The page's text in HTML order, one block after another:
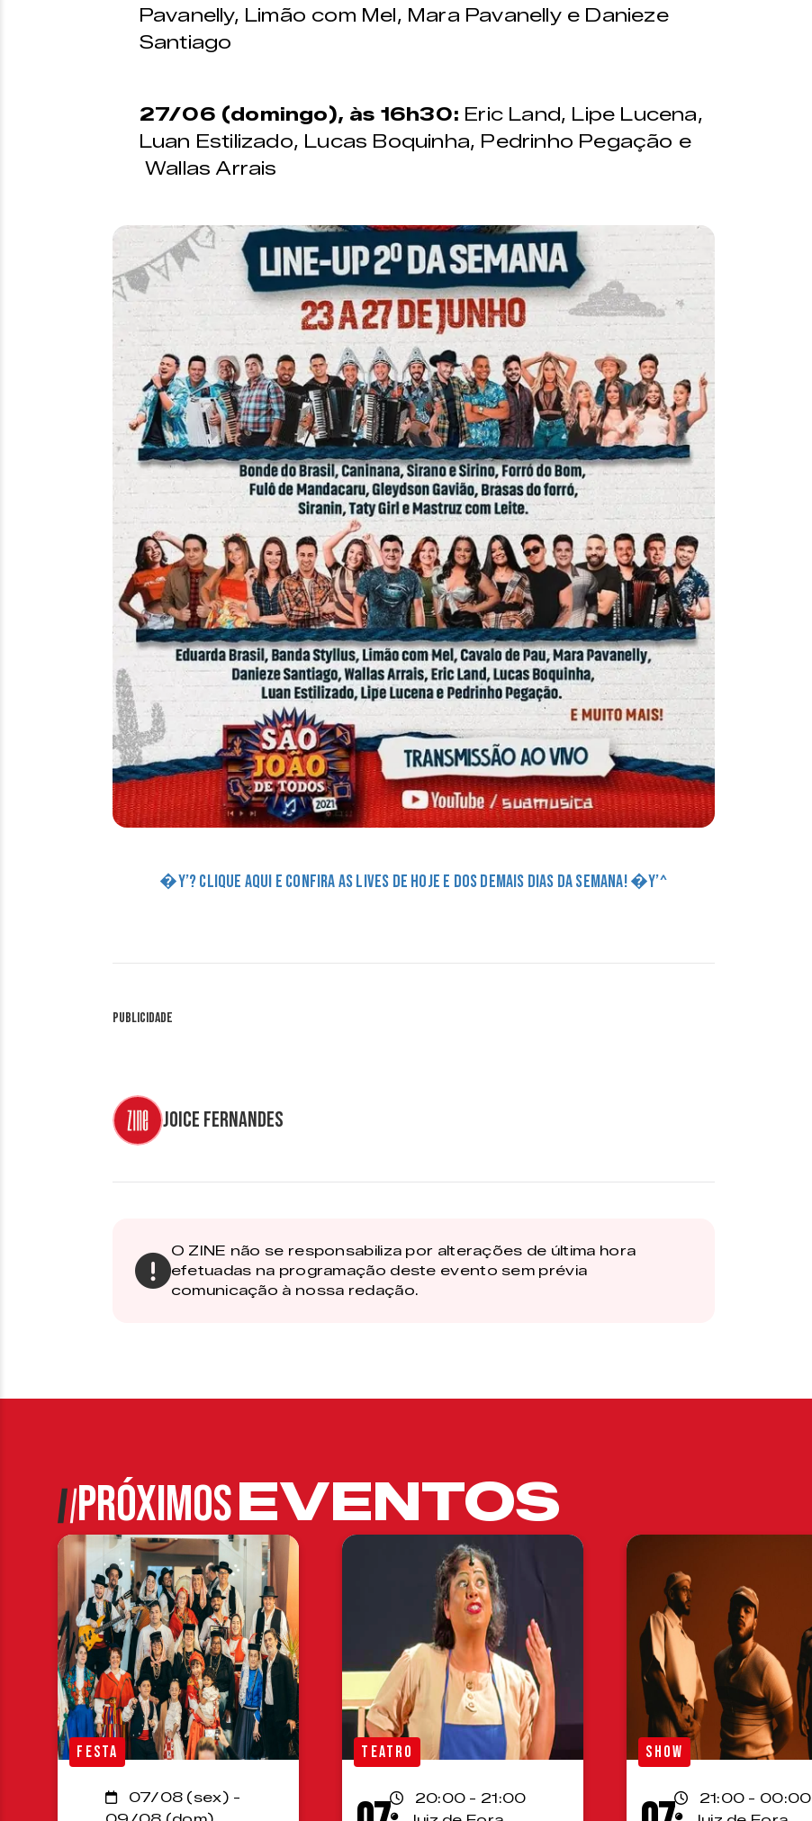
Pavanelly, Limão com Mel, Mara Pavanelly e Danieze
Santiago
27/06 (domingo), às 16h30: Eric Land, Lipe Lucena,
Luan Estilizado, Lucas Boquinha, Pedrinho Pegação e
Wallas Arrais
�Y’? CLIQUE AQUI E CONFIRA AS LIVES DE HOJE E DOS DEMAIS DIAS DA SEMANA! �Y’^
Publicidade
Joice Fernandes
O ZINE não se responsabiliza por alterações de última hora
efetuadas na programação deste evento sem prévia
comunicação à nossa redação.
PRÓXIMOSEVENTOS
FESTA
07/08 (sex) -
TEATRO
20:00 - 21:00
SHOW
21:00 - 00:00